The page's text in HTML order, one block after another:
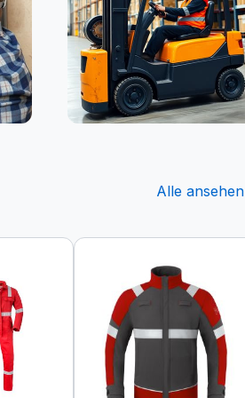
Alle ansehen